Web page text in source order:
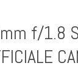
f/1.8